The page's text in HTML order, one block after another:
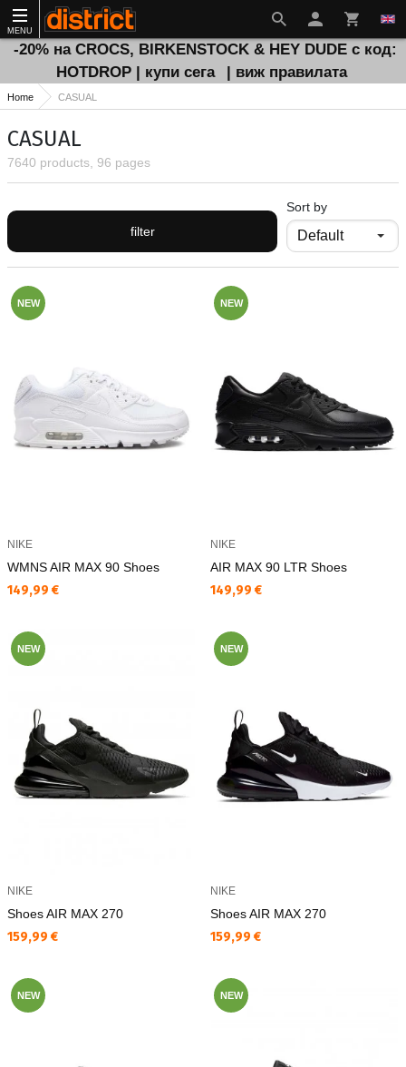
MENU
-20% на CROCS, BIRKENSTOCK & HEY DUDE с код:
HOTDROP | купи сега
| виж правилата
Home CASUAL
CASUAL
7640 products, 96 pages
filter
Sort by
NEW
NIKE
WMNS AIR MAX 90 Shoes
Текуща цена:
149,99 €
NEW
NIKE
AIR MAX 90 LTR Shoes
Текуща цена:
149,99 €
NEW
NIKE
Shoes AIR MAX 270
Текуща цена:
159,99 €
NEW
NIKE
Shoes AIR MAX 270
Текуща цена:
159,99 €
NEW NEW